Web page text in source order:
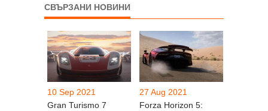
СВЪРЗАНИ НОВИНИ
10 Sep 2021
Gran Turismo 7
27 Aug 2021
Forza Horizon 5: